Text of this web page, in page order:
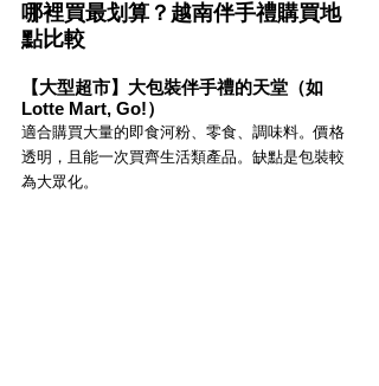
哪裡買最划算？越南伴手禮購買地
點比較
【大型超市】大包裝伴手禮的天堂（如
Lotte Mart, Go!）
適合購買大量的即食河粉、零食、調味料。價格
透明，且能一次買齊生活類產品。缺點是包裝較
為大眾化。